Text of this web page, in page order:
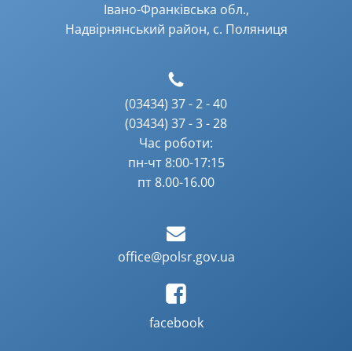
Івано-Франківська обл.,
Надвірнянський район, с. Поляниця
(03434) 37 - 2 - 40
(03434) 37 - 3 - 28
Час роботи:
пн-чт 8:00-17:15
пт 8.00-16.00
office@polsr.gov.ua
facebook